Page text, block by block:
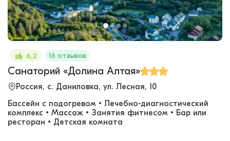
6,2 16 отзывов
Санаторий «Долина Алтая»
Россия, с. Даниловка, ул. Лесная, 10
Бассейн с подогревом • Лечебно-диагностический
комплекс • Массаж • Занятия фитнесом • Бар или
ресторан • Детская комната